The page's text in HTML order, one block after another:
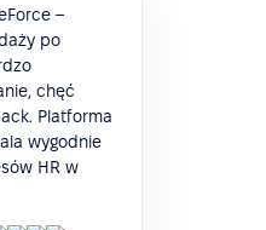
–
po
chęć
Platforma
wygodnie
HR w